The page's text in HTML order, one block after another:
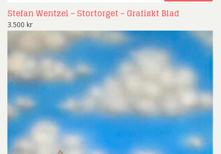
Stefan Wentzel – Stortorget – Grafiskt Blad
3.500 kr